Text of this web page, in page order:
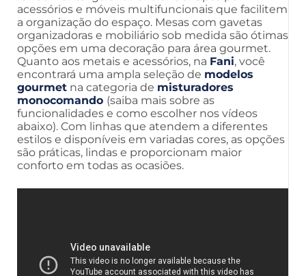
acessórios e móveis multifuncionais que facilitem
a organização do espaço. Mesas com gavetas
organizadoras e mobiliário sob medida são ótimas
opções em uma decoração para área gourmet.
Quanto aos metais e acessórios, na Fani, você
encontrará uma ampla seleção de modelos
gourmet na categoria de misturadores
monocomando (saiba mais sobre as
funcionalidades e como escolher nos vídeos
abaixo). Com linhas que atendem a diferentes
estilos e disponíveis em variadas cores, as opções
são práticas, lindas e proporcionam maior
conforto em todas as ocasiões.